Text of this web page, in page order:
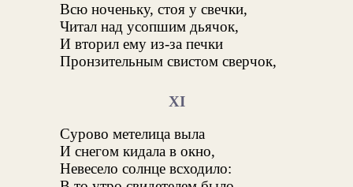
Всю ноченьку, стоя у свечки,
Читал над усопшим дьячок,
И вторил ему из-за печки
Пронзительным свистом сверчок,
XI
Сурово метелица выла
И снегом кидала в окно,
Невесело солнце всходило: